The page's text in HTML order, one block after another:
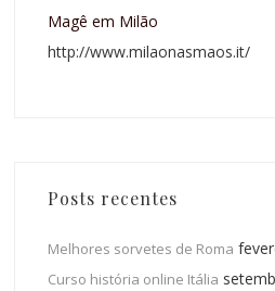
Magê em Milão
http://www.milaonasmaos.it/
Posts recentes
Melhores sorvetes de Roma
Curso história online Itália